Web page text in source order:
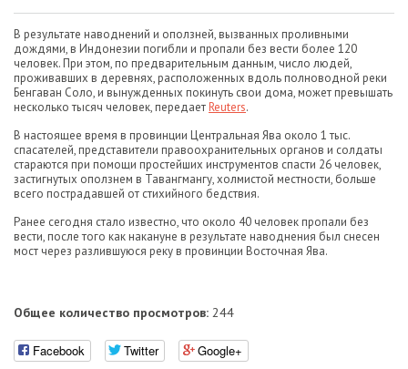
В результате наводнений и оползней, вызванных проливными
дождями, в Индонезии погибли и пропали без вести более 120
человек. При этом, по предварительным данным, число людей,
проживавших в деревнях, расположенных вдоль полноводной реки
Бенгаван Соло, и вынужденных покинуть свои дома, может превышать
несколько тысяч человек, передаетReuters.
В настоящее время в провинции Центральная Ява около 1 тыс.
спасателей, представители правоохранительных органов и солдаты
стараются при помощи простейших инструментов спасти 26 человек,
застигнутых оползнем в Тавангмангу, холмистой местности, больше
всего пострадавшей от стихийного бедствия.
Ранее сегодня стало известно, что около 40 человек пропали без
вести, после того как накануне в результате наводнения был снесен
мост через разлившуюся реку в провинции Восточная Ява.
Общее количество просмотров: 244
Facebook Twitter Google+